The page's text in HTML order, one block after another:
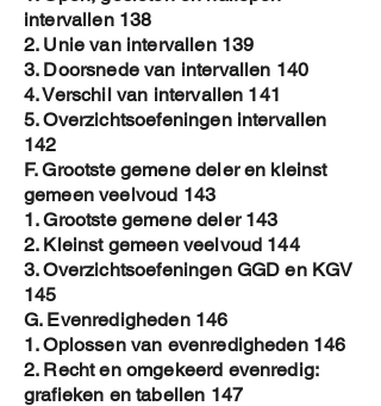
intervallen 138
2. Unie van intervallen 139
3. Doorsnede van intervallen 140
4. Verschil van intervallen 141
5. Overzichtsoefeningen intervallen
142
F. Grootste gemene deler en kleinst
gemeen veelvoud 143
1. Grootste gemene deler 143
2. Kleinst gemeen veelvoud 144
3. Overzichtsoefeningen GGD en KGV
145
G. Evenredigheden 146
1. Oplossen van evenredigheden 146
2. Recht en omgekeerd evenredig:
grafieken en tabellen 147